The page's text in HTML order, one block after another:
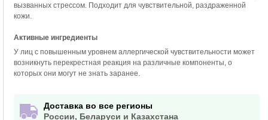
вызванных стрессом. Подходит для чувствительной, раздраженной
кожи.
Активные ингредиенты
У лиц с повышенным уровнем аллергической чувствительности может
возникнуть перекрестная реакция на различные компоненты, о
которых они могут не знать заранее.
Доставка во все регионы
России, Беларуси и Казахстана